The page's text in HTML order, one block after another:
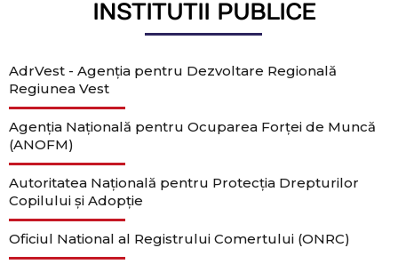
INSTITUTII PUBLICE
AdrVest - Agenția pentru Dezvoltare Regională
Regiunea Vest
Agenția Națională pentru Ocuparea Forței de Muncă
(ANOFM)
Autoritatea Națională pentru Protecția Drepturilor
Copilului și Adopție
Oficiul National al Registrului Comertului (ONRC)